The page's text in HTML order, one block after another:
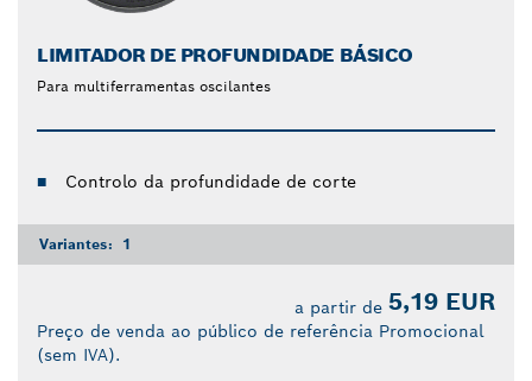
LIMITADOR DE PROFUNDIDADE BÁSICO
Para multiferramentas oscilantes
Controlo da profundidade de corte
Variantes: 1
a partir de 5,19 EUR
Preço de venda ao público de referência Promocional
(sem IVA).